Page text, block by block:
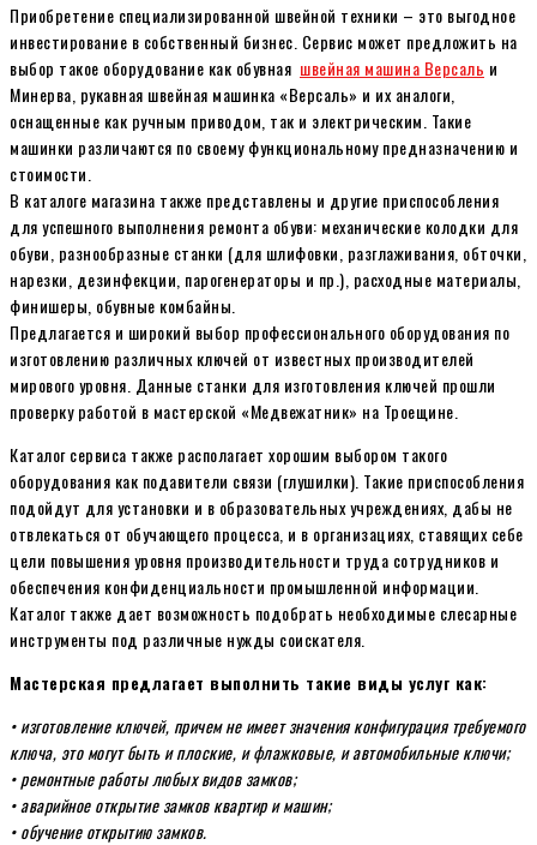
Приобретение специализированной швейной техники – это выгодное
инвестирование в собственный бизнес. Сервис может предложить на
выбор такое оборудование как обувная швейная машина Версаль и
Минерва, рукавная швейная машинка «Версаль» и их аналоги,
оснащенные как ручным приводом, так и электрическим. Такие
машинки различаются по своему функциональному предназначению и
стоимости.
В каталоге магазина также представлены и другие приспособления
для успешного выполнения ремонта обуви: механические колодки для
обуви, разнообразные станки (для шлифовки, разглаживания, обточки,
нарезки, дезинфекции, парогенераторы и пр.), расходные материалы,
финишеры, обувные комбайны.
Предлагается и широкий выбор профессионального оборудования по
изготовлению различных ключей от известных производителей
мирового уровня. Данные станки для изготовления ключей прошли
проверку работой в мастерской «Медвежатник» на Троещине.
Каталог сервиса также располагает хорошим выбором такого
оборудования как подавители связи (глушилки). Такие приспособления
подойдут для установки и в образовательных учреждениях, дабы не
отвлекаться от обучающего процесса, и в организациях, ставящих себе
цели повышения уровня производительности труда сотрудников и
обеспечения конфиденциальности промышленной информации.
Каталог также дает возможность подобрать необходимые слесарные
инструменты под различные нужды соискателя.
Мастерская предлагает выполнить такие виды услуг как:
• изготовление ключей, причем не имеет значения конфигурация требуемого
ключа, это могут быть и плоские, и флажковые, и автомобильные ключи;
• ремонтные работы любых видов замков;
• аварийное открытие замков квартир и машин;
• обучение открытию замков.